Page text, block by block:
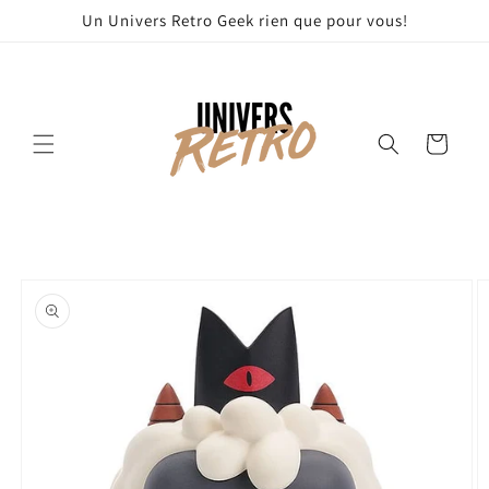
passerUn Univers Retro Geek rien que pour vous!
Panier
informations
produits